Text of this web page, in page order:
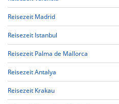
Reisezeit Madrid
Reisezeit Istanbul
Reisezeit Palma de Mallorca
Reisezeit Antalya
Reisezeit Krakau